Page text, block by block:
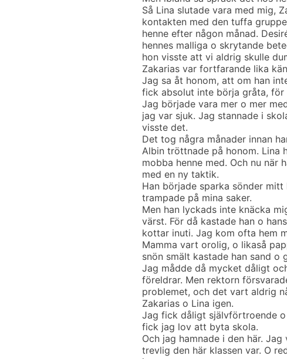
Så Lina slutade vara med mig,
kontakten med den tuffa
henne efter någon månad.
hennes malliga o skrytande
hon visste att vi aldrig skulle
Zakarias var fortfarande lika
Jag sa åt honom, att om han
fick absolut inte börja gråta, för
Jag började vara mer o mer
jag var sjuk. Jag stannade i
visste det.
Det tog några månader innan
Albin tröttnade på honom. Lina
mobba henne med. Och nu när
med en ny taktik.
Han började sparka sönder
trampade på mina saker.
Men han lyckads inte knäcka
värst. För då kastade han o
kottar inuti. Jag kom ofta hem
Mamma vart orolig, o likaså
snön smält kastade han sand o
Jag mådde då mycket dåligt
föreldrar. Men rektorn
problemet, och det vart aldrig
Zakarias o Lina igen.
Jag fick dåligt självförtroende
fick jag lov att byta skola.
Och jag hamnade i den här.
trevlig den här klassen var. O